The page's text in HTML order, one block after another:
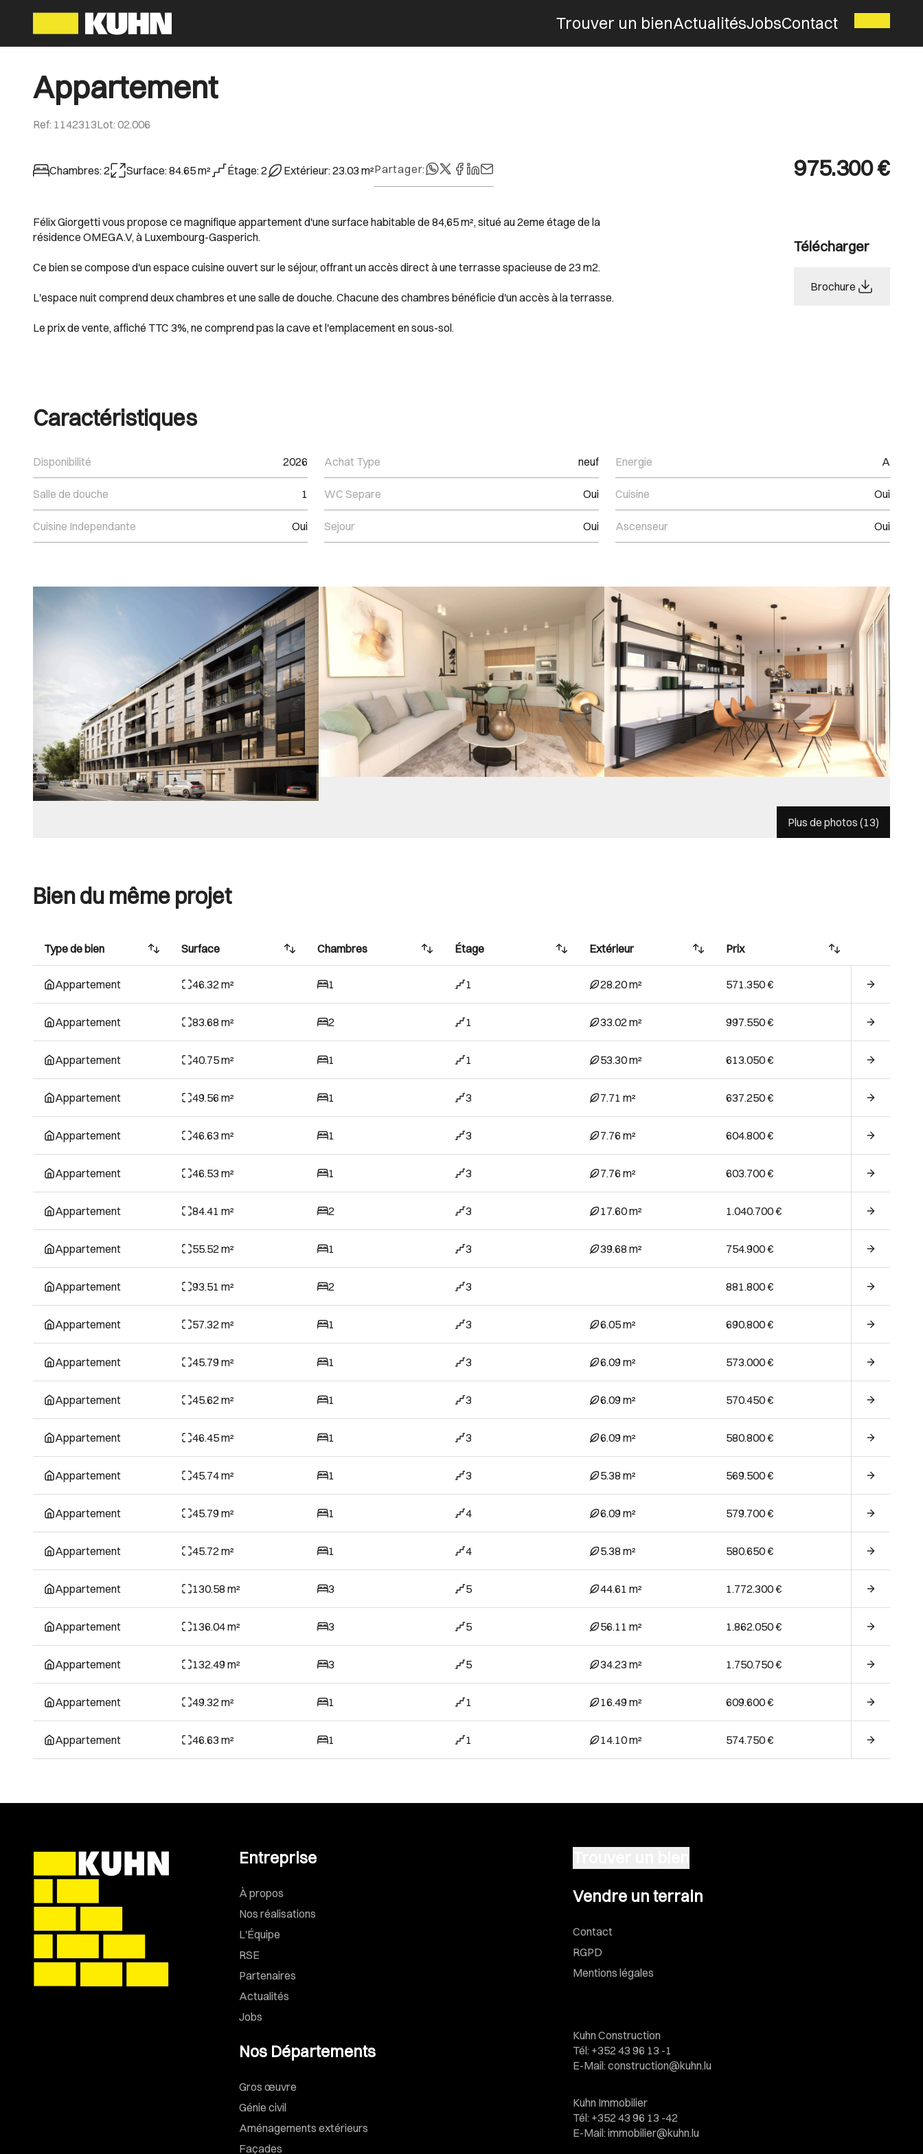
Appartement
Ref: 1142313Lot: 02.006
Chambres:2 Surface:84.65m² Étage:2 Extérieur:23.03 m²Partager:
Félix Giorgetti vous propose ce magnifique appartement d'une surface habitable de 84,65 m², situé au 2eme étage de la
résidence OMEGA.V, à Luxembourg-Gasperich.
Ce bien se compose d'un espace cuisine ouvert sur le séjour, offrant un accès direct à une terrasse spacieuse de 23 m2.
L'espace nuit comprend deux chambres et une salle de douche. Chacune des chambres bénéficie d'un accès à la terrasse.
Le prix de vente, affiché TTC 3%, ne comprend pas la cave et l'emplacement en sous-sol.
975.300 €
Télécharger
Brochure
Caractéristiques
Disponibilité 2026 Achat Type neuf Energie A
Salle de douche 1 WC Separe Oui Cuisine Oui
Cuisine Independante Oui Sejour Oui Ascenseur Oui
Plus de photos (13)
Bien du même projet
Type de bien Surface Chambres Étage Extérieur Prix
Appartement 46.32 m² 1 1 28.20 m² 571.350 €
Appartement 83.68 m² 2 1 33.02 m² 997.550 €
Appartement 40.75 m² 1 1 53.30 m² 613.050 €
Appartement 49.56 m² 1 3 7.71 m² 637.250 €
Appartement 46.63 m² 1 3 7.76 m² 604.800 €
Appartement 46.53 m² 1 3 7.76 m² 603.700 €
Appartement 84.41 m² 2 3 17.60 m² 1.040.700 €
Appartement 55.52 m² 1 3 39.68 m² 754.900 €
Appartement 93.51 m² 2 3 881.800 €
Appartement 57.32 m² 1 3 6.05 m² 690.800 €
Appartement 45.79 m² 1 3 6.09 m² 573.000 €
Appartement 45.62 m² 1 3 6.09 m² 570.450 €
Appartement 46.45 m² 1 3 6.09 m² 580.800 €
Appartement 45.74 m² 1 3 5.38 m² 569.500 €
Appartement 45.79 m² 1 4 6.09 m² 579.700 €
Appartement 45.72 m² 1 4 5.38 m² 580.650 €
Appartement 130.58 m² 3 5 44.61 m² 1.772.300 €
Appartement 136.04 m² 3 5 56.11 m² 1.862.050 €
Appartement 132.49 m² 3 5 34.23 m² 1.750.750 €
Appartement 49.32 m² 1 1 16.49 m² 609.600 €
Appartement 46.63 m² 1 1 14.10 m² 574.750 €
Trouver un bienActualitésJobsContact
Menu
Entreprise
À propos
Nos réalisations
L'Équipe
RSE
Partenaires
Actualités
Jobs
Nos Départements
Gros œuvre
Génie civil
Aménagements extérieurs
Façades
Vendre un terrain
Contact
RGPD
Mentions légales
Kuhn Construction
Tél: +352 43 96 13 -1
E-Mail: construction@kuhn.lu
Kuhn Immobilier
Tél: +352 43 96 13 -42
E-Mail: immobilier@kuhn.lu